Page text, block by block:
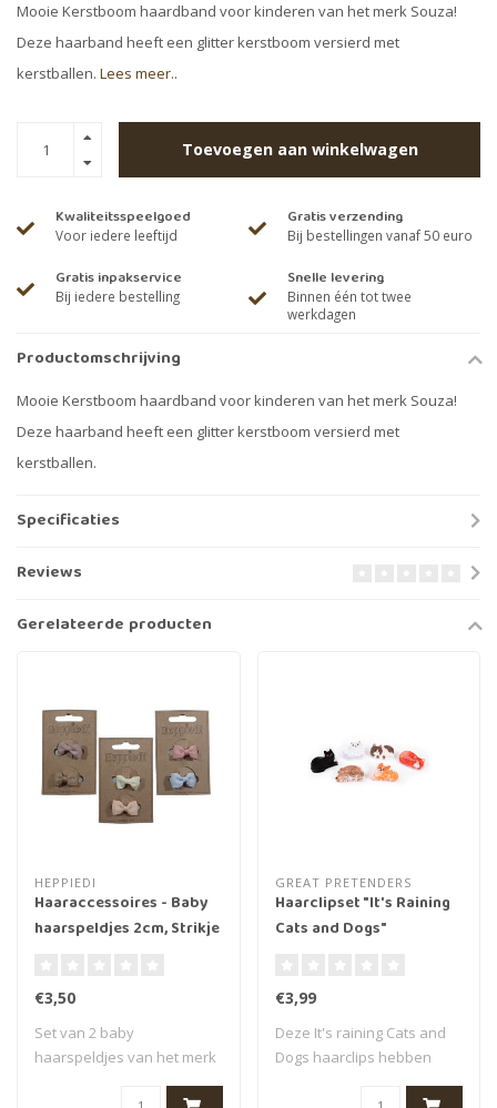
Mooie Kerstboom haardband voor kinderen van het merk Souza!
Deze haarband heeft een glitter kerstboom versierd met
kerstballen. Lees meer..
Toevoegen aan winkelwagen
Kwaliteitsspeelgoed
Voor iedere leeftijd
Gratis verzending
Bij bestellingen vanaf 50 euro
Gratis inpakservice
Bij iedere bestelling
Snelle levering
Binnen één tot twee
werkdagen
Productomschrijving
Mooie Kerstboom haardband voor kinderen van het merk Souza!
Deze haarband heeft een glitter kerstboom versierd met
kerstballen.
Specificaties
Reviews
Gerelateerde producten
HEPPIEDI
Haaraccessoires - Baby
haarspeldjes 2cm, Strikje
€3,50
Set van 2 baby
haarspeldjes van het merk
GREAT PRETENDERS
Haarclipset "It's Raining
Cats and Dogs"
€3,99
Deze It's raining Cats and
Dogs haarclips hebben